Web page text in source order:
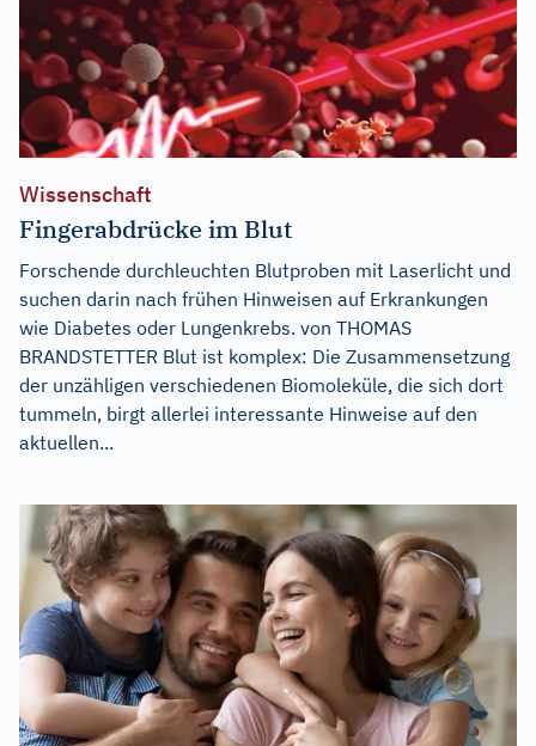
Wissenschaft
Fingerabdrücke im Blut
Forschende durchleuchten Blutproben mit Laserlicht und
suchen darin nach frühen Hinweisen auf Erkrankungen
wie Diabetes oder Lungenkrebs. von THOMAS
BRANDSTETTER Blut ist komplex: Die Zusammensetzung
der unzähligen verschiedenen Biomoleküle, die sich dort
tummeln, birgt allerlei interessante Hinweise auf den
aktuellen...